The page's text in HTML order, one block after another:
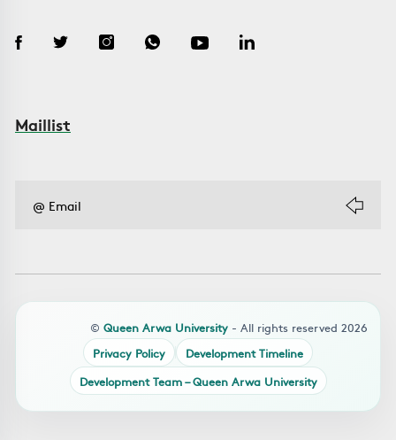
Maillist
© Queen Arwa University - All rights reserved 2026
Privacy Policy
Development Timeline
Development Team – Queen Arwa University